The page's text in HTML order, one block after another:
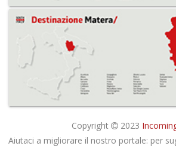
Copyright 2023
Aiutaci a migliorare il nostro portale: per